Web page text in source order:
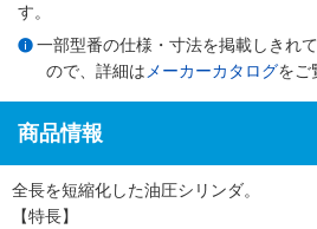
す。
一部型番の仕様・寸法を掲載しきれ
ので、詳細は メーカーカタログをご
商品情報
全長を短縮化した油圧シリンダ。
【特長】